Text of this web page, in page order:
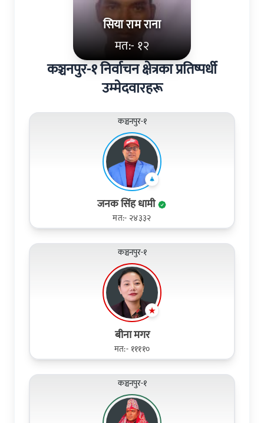
सिया राम राना
मत:- १२
कञ्चनपुर-१ निर्वाचन क्षेत्रका प्रतिष्पर्धी
उम्मेदवारहरू
कञ्चनपुर-१
जनक सिंह धामी
मत:- २४३३२
कञ्चनपुर-१
बीना मगर
मत:- ११११०
कञ्चनपुर-१